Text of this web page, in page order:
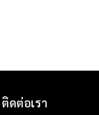
ติดต่อเรา